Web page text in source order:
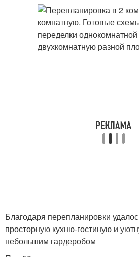
Благодаря перепланировки
просторную кухню-гостиную и
небольшим гардеробом